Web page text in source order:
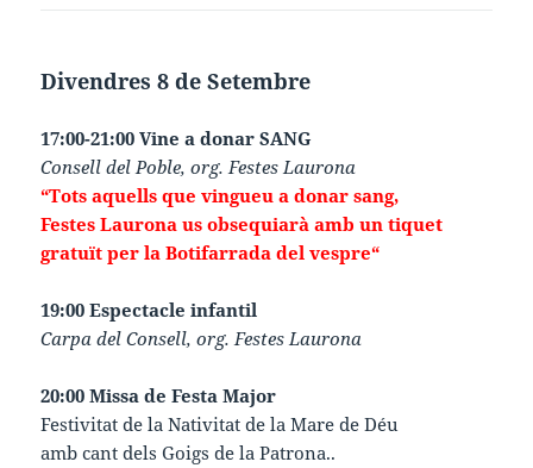
Divendres 8 de Setembre
17:00-21:00 Vine a donar SANG
Consell del Poble, org. Festes Laurona
“Tots aquells que vingueu a donar sang,
Festes Laurona us obsequiarà amb un tiquet
gratuït per la Botifarrada del vespre“
19:00 Espectacle infantil
Carpa del Consell, org. Festes Laurona
20:00 Missa de Festa Major
Festivitat de la Nativitat de la Mare de Déu
amb cant dels Goigs de la Patrona..